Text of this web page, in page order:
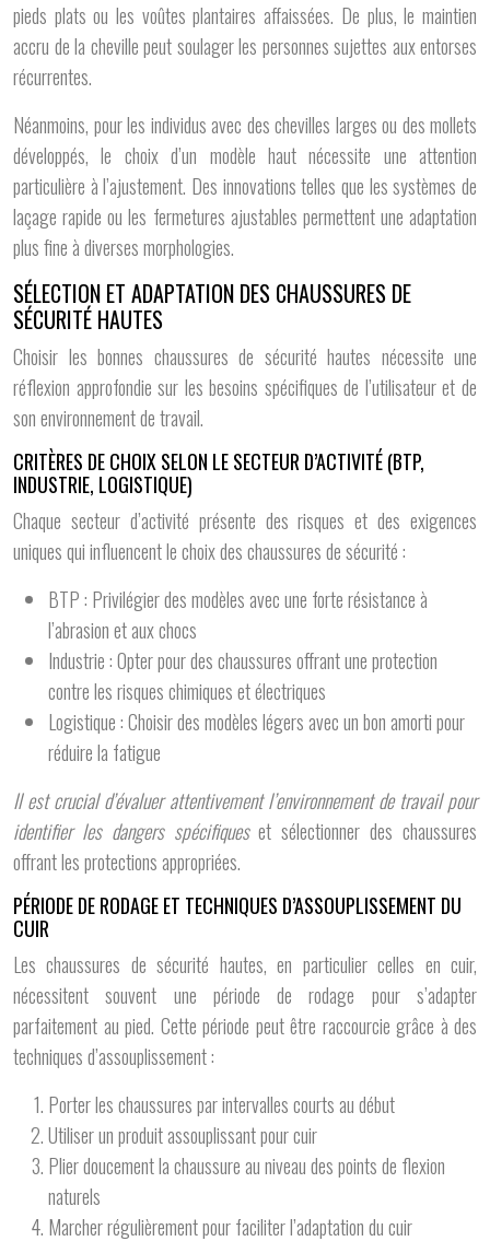
pieds plats ou les voûtes plantaires affaissées. De plus, le maintien
accru de la cheville peut soulager les personnes sujettes aux entorses
récurrentes.
Néanmoins, pour les individus avec des chevilles larges ou des mollets
développés, le choix d’un modèle haut nécessite une attention
particulière à l’ajustement. Des innovations telles que les systèmes de
laçage rapide ou les fermetures ajustables permettent une adaptation
plus fine à diverses morphologies.
SÉLECTION ET ADAPTATION DES CHAUSSURES DE
SÉCURITÉ HAUTES
Choisir les bonnes chaussures de sécurité hautes nécessite une
réflexion approfondie sur les besoins spécifiques de l’utilisateur et de
son environnement de travail.
CRITÈRES DE CHOIX SELON LE SECTEUR D’ACTIVITÉ (BTP,
INDUSTRIE, LOGISTIQUE)
Chaque secteur d’activité présente des risques et des exigences
uniques qui influencent le choix des chaussures de sécurité :
BTP : Privilégier des modèles avec une forte résistance à
l’abrasion et aux chocs
Industrie : Opter pour des chaussures offrant une protection
contre les risques chimiques et électriques
Logistique : Choisir des modèles légers avec un bon amorti pour
réduire la fatigue
Il est crucial d’évaluer attentivement l’environnement de travail pour
identifier les dangers spécifiqueset sélectionner des chaussures
offrant les protections appropriées.
PÉRIODE DE RODAGE ET TECHNIQUES D’ASSOUPLISSEMENT DU
CUIR
Les chaussures de sécurité hautes, en particulier celles en cuir,
nécessitent souvent une période de rodage pour s’adapter
parfaitement au pied. Cette période peut être raccourcie grâce à des
techniques d’assouplissement :
Porter les chaussures par intervalles courts au début
Utiliser un produit assouplissant pour cuir
Plier doucement la chaussure au niveau des points de flexion
naturels
Marcher régulièrement pour faciliter l’adaptation du cuir